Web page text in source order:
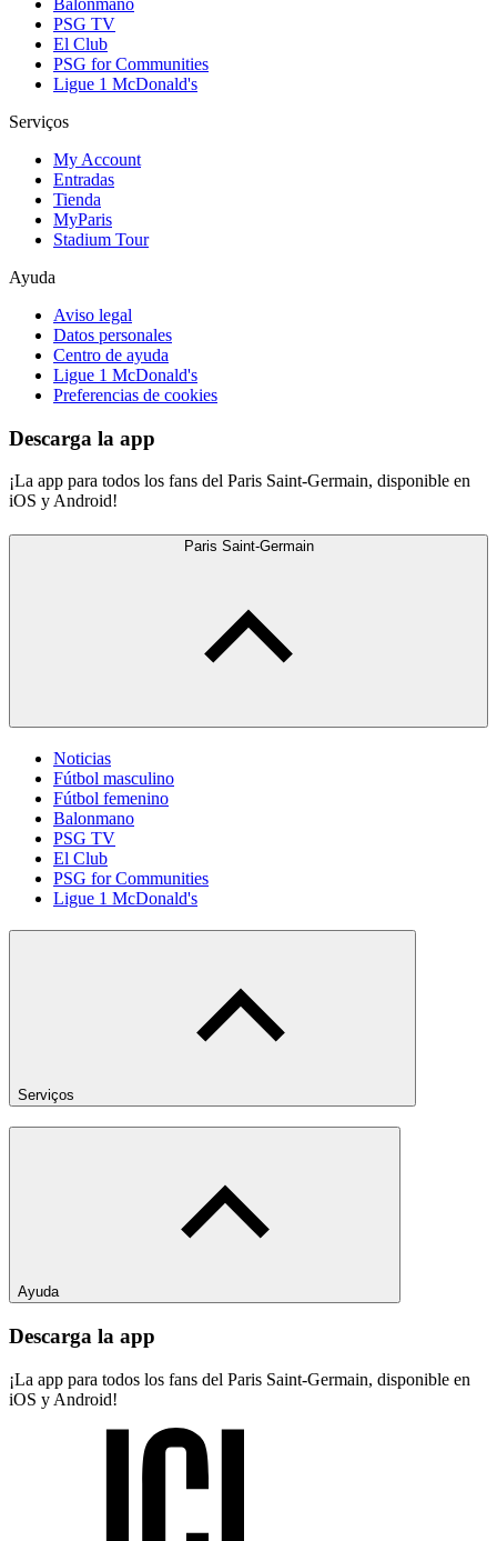
Balonmano
PSG TV
El Club
PSG for Communities
Ligue 1 McDonald's
Serviços
My Account
Entradas
Tienda
MyParis
Stadium Tour
Ayuda
Aviso legal
Datos personales
Centro de ayuda
Ligue 1 McDonald's
Preferencias de cookies
Descarga la app
¡La app para todos los fans del Paris Saint-Germain, disponible en
iOS y Android!
Paris Saint-Germain
Noticias
Fútbol masculino
Fútbol femenino
Balonmano
PSG TV
El Club
PSG for Communities
Ligue 1 McDonald's
Serviços
Ayuda
Descarga la app
¡La app para todos los fans del Paris Saint-Germain, disponible en
iOS y Android!